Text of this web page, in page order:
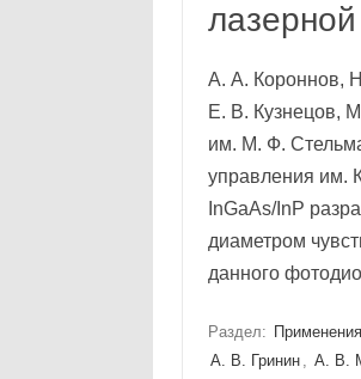
А. А. Короннов,
Е. В. Кузнецов,
им. М. Ф.
управления им.
InGaAs/InP
диаметром
данного
Раздел:
А. В. Гринин , А. В.